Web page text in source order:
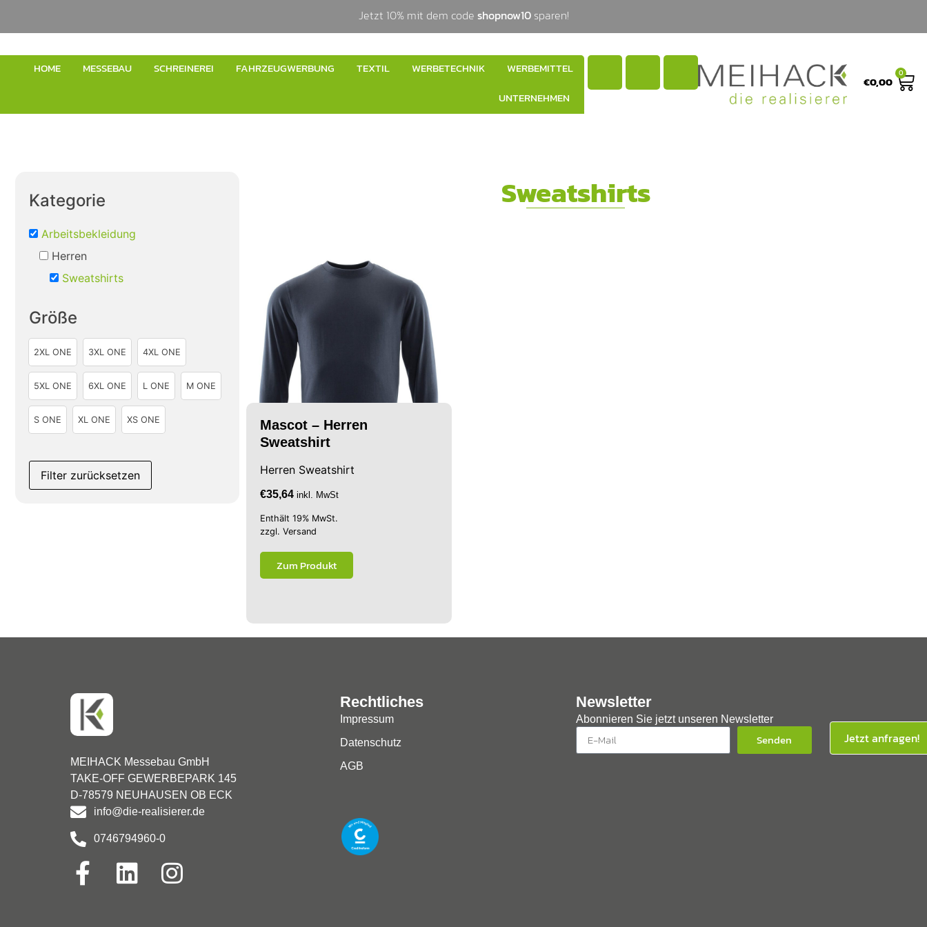
Jetzt 10% mit dem code shopnow10sparen!
HOME MESSEBAU SCHREINEREI FAHRZEUGWERBUNG TEXTIL WERBETECHNIK
WERBEMITTEL
UNTERNEHMEN
€0,00
0
Jetzt anfragen!
Kategorie
Arbeitsbekleidung
Herren
Sweatshirts
Größe
2XL ONE 3XL ONE 4XL ONE
5XL ONE 6XL ONE L ONE M ONE
S ONE XL ONE XS ONE
Filter zurücksetzen
Sweatshirts
Mascot – Herren
Sweatshirt
Herren Sweatshirt
€35,64 inkl. MwSt
Enthält 19% MwSt.
zzgl. Versand
Zum Produkt
MEIHACK Messebau GmbH
TAKE-OFF GEWERBEPARK 145
D-78579 NEUHAUSEN OB ECK
info@die-realisierer.de
0746794960-0
Rechtliches
Impressum
Datenschutz
AGB
Newsletter
Abonnieren Sie jetzt unseren Newsletter
Senden